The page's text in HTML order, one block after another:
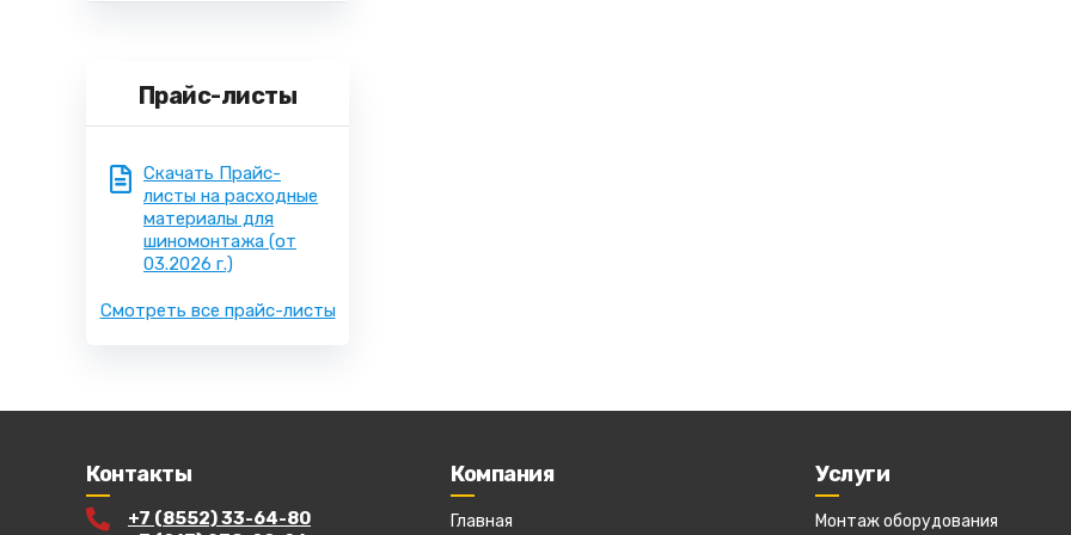
Прайс-листы
Скачать Прайс-
листы на расходные
материалы для
шиномонтажа (от
03.2026 г.)
Смотреть все прайс-листы
Контакты
+7 (8552) 33-64-80
Компания
Главная
Услуги
Монтаж оборудования